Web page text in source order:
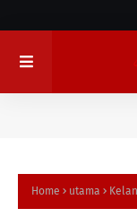
Home utama